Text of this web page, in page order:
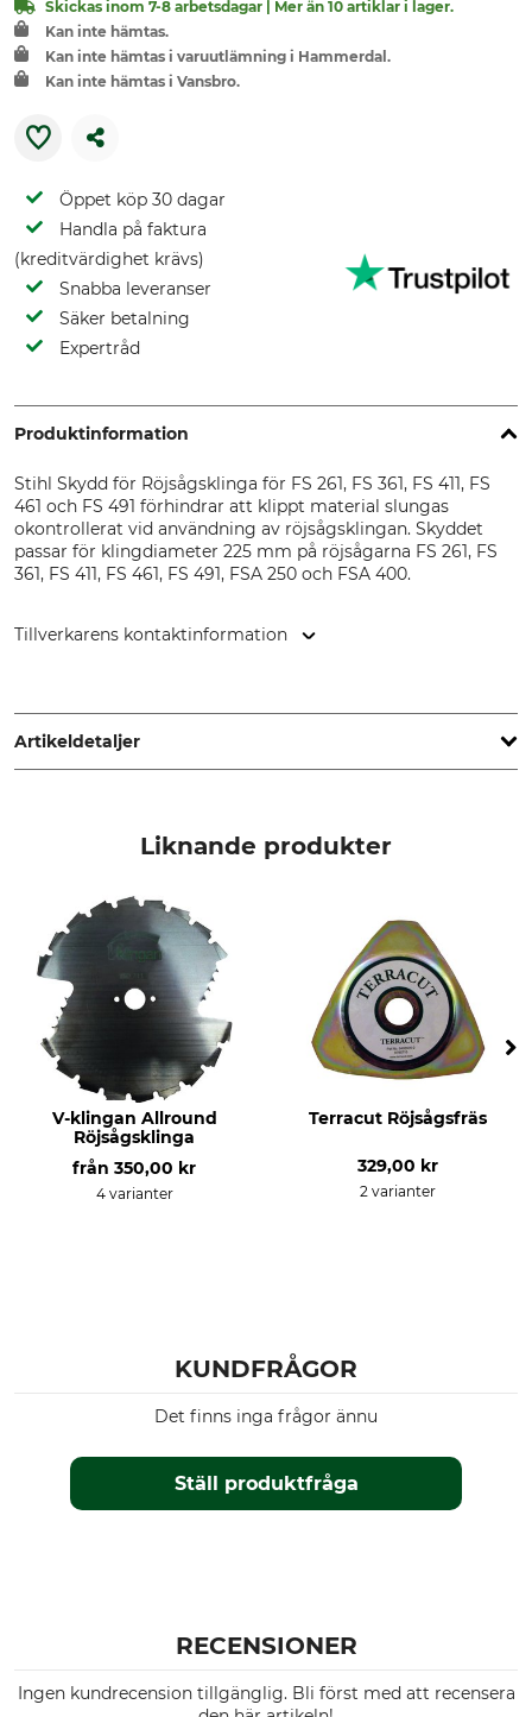
Skickas inom 7-8 arbetsdagar | Mer än 10 artiklar i lager.
Kan inte hämtas.
Kan inte hämtas i varuutlämning i Hammerdal.
Kan inte hämtas i Vansbro.
Öppet köp 30 dagar
Handla på faktura
(kreditvärdighet krävs)
Snabba leveranser
Säker betalning
Expertråd
Produktinformation
Stihl Skydd för Röjsågsklinga för FS 261, FS 361, FS 411, FS
461 och FS 491 förhindrar att klippt material slungas
okontrollerat vid användning av röjsågsklingan. Skyddet
passar för klingdiameter 225 mm på röjsågarna FS 261, FS
361, FS 411, FS 461, FS 491, FSA 250 och FSA 400.
Tillverkarens kontaktinformation
64807 Dieburg, Germany, www.stihl.de
Artikeldetaljer
Made in Germany
Liknande produkter
V-klingan Allround
Röjsågsklinga
från 350,00 kr
4 varianter
Terracut Röjsågsfräs
329,00 kr
2 varianter
KUNDFRÅGOR
Ställ produktfråga
Det finns inga frågor ännu
RECENSIONER
Ingen kundrecension tillgänglig. Bli först med att recensera